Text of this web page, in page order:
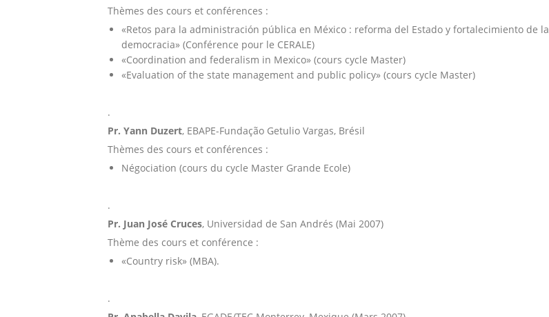
Thèmes des cours et conférences :
«Retos para la administración pública en México : reforma del Estado y fortalecimiento de la
democracia» (Conférence pour le CERALE)
«Coordination and federalism in Mexico» (cours cycle Master)
«Evaluation of the state management and public policy» (cours cycle Master)
.
Pr. Yann Duzert, EBAPE-Fundação Getulio Vargas, Brésil
Thèmes des cours et conférences :
Négociation (cours du cycle Master Grande Ecole)
.
Pr. Juan José Cruces, Universidad de San Andrés (Mai 2007)
Thème des cours et conférence :
«Country risk» (MBA).
.